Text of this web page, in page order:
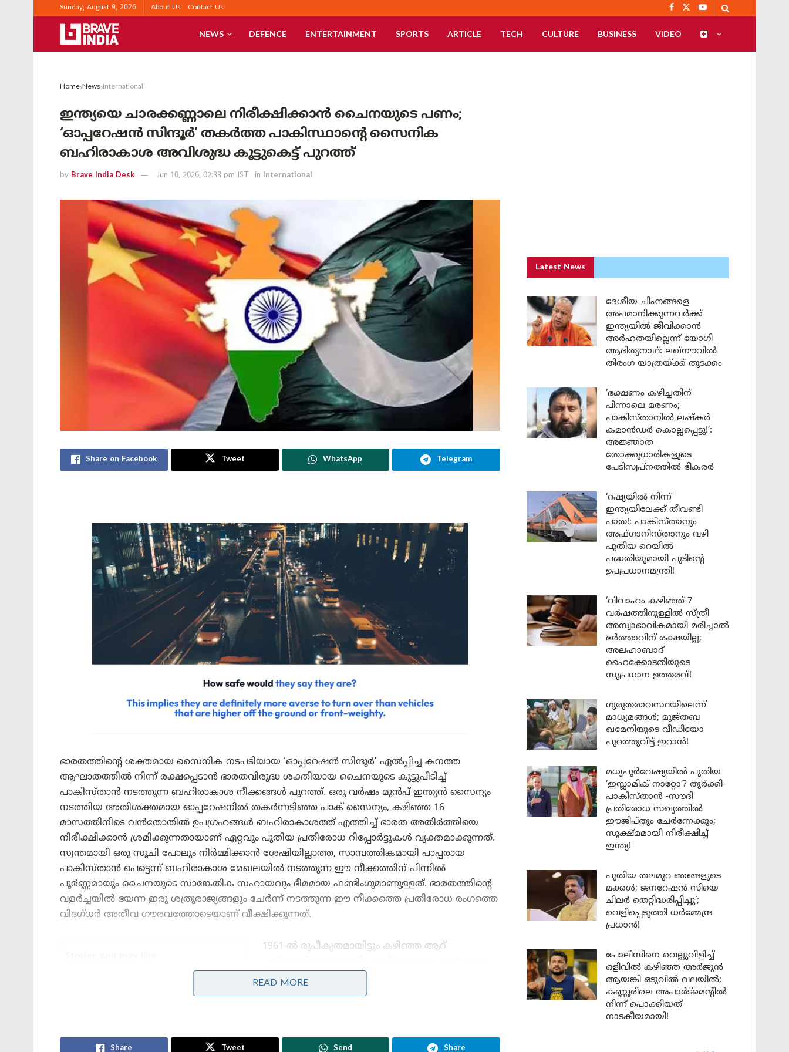
Sunday, August 9, 2026 About Us Contact Us
NEWS DEFENCE ENTERTAINMENT SPORTS ARTICLE TECH CULTURE BUSINESS VIDEO
Home News International
ഇന്ത്യയെ ചാരക്കണ്ണാലെ നിരീക്ഷിക്കാൻ ചൈനയുടെ പണം;
‘ഓപ്പറേഷൻ സിന്ദൂർ’ തകർത്ത പാകിസ്ഥാന്റെ സൈനിക
ബഹിരാകാശ അവിശുദ്ധ കൂട്ടുകെട്ട് പുറത്ത്
by Brave India Desk Jun 10, 2026, 02:33 pm IST in International
Share on Facebook Tweet WhatsApp Telegram
ഭാരതത്തിന്റെ ശക്തമായ സൈനിക നടപടിയായ ‘ഓപ്പറേഷൻ സിന്ദൂർ’ ഏൽപ്പിച്ച കനത്ത
ആഘാതത്തിൽ നിന്ന് രക്ഷപ്പെടാൻ ഭാരതവിരുദ്ധ ശക്തിയായ ചൈനയുടെ കൂട്ടുപിടിച്ച്
പാകിസ്താൻ നടത്തുന്ന ബഹിരാകാശ നീക്കങ്ങൾ പുറത്ത്. ഒരു വർഷം മുൻപ് ഇന്ത്യൻ സൈന്യം
നടത്തിയ അതിശക്തമായ ഓപ്പറേഷനിൽ തകർന്നടിഞ്ഞ പാക് സൈന്യം, കഴിഞ്ഞ 16
മാസത്തിനിടെ വൻതോതിൽ ഉപഗ്രഹങ്ങൾ ബഹിരാകാശത്ത് എത്തിച്ച് ഭാരത അതിർത്തിയെ
നിരീക്ഷിക്കാൻ ശ്രമിക്കുന്നതായാണ് ഏറ്റവും പുതിയ പ്രതിരോധ റിപ്പോർട്ടുകൾ വ്യക്തമാക്കുന്നത്.
സ്വന്തമായി ഒരു സൂചി പോലും നിർമ്മിക്കാൻ ശേഷിയില്ലാത്ത, സാമ്പത്തികമായി പാപ്പരായ
പാകിസ്താൻ പെട്ടെന്ന് ബഹിരാകാശ മേഖലയിൽ നടത്തുന്ന ഈ നീക്കത്തിന് പിന്നിൽ
പൂർണ്ണമായും ചൈനയുടെ സാങ്കേതിക സഹായവും ഭീമമായ ഫണ്ടിംഗുമാണുള്ളത്. ഭാരതത്തിന്റെ
വളർച്ചയിൽ ഭയന്ന ഇരു ശത്രുരാജ്യങ്ങളും ചേർന്ന് നടത്തുന്ന ഈ നീക്കത്തെ പ്രതിരോധ രംഗത്തെ
വിദഗ്ധർ അതീവ ഗൗരവത്തോടെയാണ് വീക്ഷിക്കുന്നത്.
ഗുരുതരാവസ്ഥയിലെന്ന് മാധ്യമങ്ങൾ;
1961-ൽ രൂപീകൃതമായിട്ടും കഴിഞ്ഞ ആറ്
ലക്ഷ്യങ്ങളില്ലാതെയും നിശ്ചലാവസ്ഥയിലായിരുന്ന
പാകിസ്താൻ്റെ ബഹിരാകാശ ഏജൻസിയായ
അരഡസനോളം ഉപഗ്രഹങ്ങൾ വിക്ഷേപിച്ചത്. 60
READ MORE
Share Tweet Send Share
Latest News
ദേശീയ ചിഹ്നങ്ങളെ
അപമാനിക്കുന്നവർക്ക്
ഇന്ത്യയിൽ ജീവിക്കാൻ
അർഹതയില്ലെന്ന് യോഗി
ആദിത്യനാഥ്: ലഖ്‌നൗവിൽ
തിരംഗ യാത്രയ്ക്ക് തുടക്കം
‘ഭക്ഷണം കഴിച്ചതിന്
പിന്നാലെ മരണം;
പാകിസ്താനിൽ ലഷ്കർ
കമാൻഡർ കൊല്ലപ്പെട്ടു!’:
അജ്ഞാത
തോക്കുധാരികളുടെ
പേടിസ്വപ്നത്തിൽ ഭീകരർ
‘റഷ്യയിൽ നിന്ന്
ഇന്ത്യയിലേക്ക് തീവണ്ടി
പാത!; പാകിസ്താനും
അഫ്ഗാനിസ്താനും വഴി
പുതിയ റെയിൽ
പദ്ധതിയുമായി പുടിന്റെ
ഉപപ്രധാനമന്ത്രി!
‘വിവാഹം കഴിഞ്ഞ് 7
വർഷത്തിനുള്ളിൽ സ്ത്രീ
അസ്വാഭാവികമായി മരിച്ചാൽ
ഭർത്താവിന് രക്ഷയില്ല;
അലഹാബാദ്
ഹൈക്കോടതിയുടെ
സുപ്രധാന ഉത്തരവ്!
ഗുരുതരാവസ്ഥയിലെന്ന്
മാധ്യമങ്ങൾ; മുജ്തബ
ഖമേനിയുടെ വീഡിയോ
പുറത്തുവിട്ട് ഇറാൻ!
മധ്യപൂർവേഷ്യയിൽ പുതിയ
‘ഇസ്ലാമിക് നാറ്റോ’? തുർക്കി-
പാകിസ്താൻ -സൗദി
പ്രതിരോധ സഖ്യത്തിൽ
ഈജിപ്തും ചേർന്നേക്കും;
സൂക്ഷ്മമായി നിരീക്ഷിച്ച്
ഇന്ത്യ!
പുതിയ തലമുറ ഞങ്ങളുടെ
മക്കൾ; ജനറേഷൻ സിയെ
ചിലർ തെറ്റിദ്ധരിപ്പിച്ചു’;
വെളിപ്പെടുത്തി ധർമ്മേന്ദ്ര
പ്രധാൻ!
പോലീസിനെ വെല്ലുവിളിച്ച്
ഒളിവിൽ കഴിഞ്ഞ അർജുൻ
ആയങ്കി ഒടുവിൽ വലയിൽ;
കണ്ണൂരിലെ അപാർട്മെന്റിൽ
നിന്ന് പൊക്കിയത്
നാടകീയമായി!